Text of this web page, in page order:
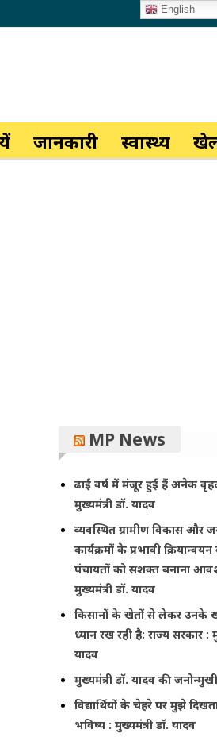
जानकारी स्वास्थ्य
MP News
ढाई वर्ष में मंजूर हुई हैं अनेक
मुख्यमंत्री डॉ. यादव
व्यवस्थित ग्रामीण विकास और
कार्यक्रमों के प्रभावी
पंचायतों को सशक्त बनाना
मुख्यमंत्री डॉ. यादव
किसानों के खेतों से लेकर उनके
ध्यान रख रही है: राज्य सरकार :
यादव
मुख्यमंत्री डॉ. यादव की
विद्यार्थियों के चेहरे पर मुझे
भविष्य : मुख्यमंत्री डॉ. यादव
English